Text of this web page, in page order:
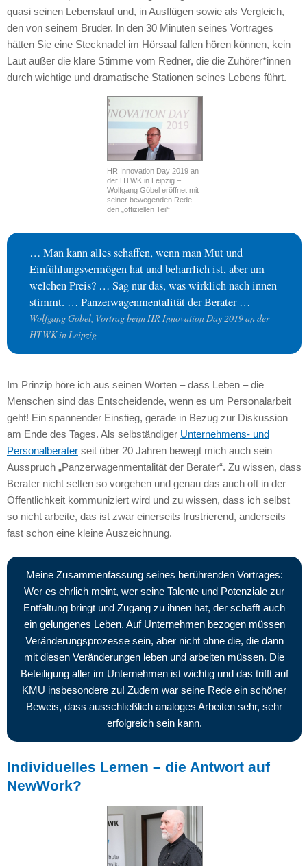
quasi seinen Lebenslauf und, in Ausflügen sowie als Vergleich,
den von seinem Bruder. In den 30 Minuten seines Vortrages
hätten Sie eine Stecknadel im Hörsaal fallen hören können, kein
Laut außer die klare Stimme vom Redner, die die Zuhörer*innen
durch wichtige und dramatische Stationen seines Lebens führt.
HR Innovation Day 2019 an
der HTWK in Leipzig –
Wolfgang Göbel eröffnet mit
seiner bewegenden Rede
den „offiziellen Teil“
… Man kann alles schaffen, wenn man Mut und
Einfühlungsvermögen hat und beharrlich ist, aber um
welchen Preis? … Sag nur das, was wirklich nach innen
stimmt. … Panzerwagenmentalität der Berater …
Wolfgang Göbel, Vortrag beim HR Innovation Day 2019 an der
HTWK in Leipzig
Im Prinzip höre ich aus seinen Worten – dass Leben – die
Menschen sind das Entscheidende, wenn es um Personalarbeit
geht! Ein spannender Einstieg, gerade in Bezug zur Diskussion
am Ende des Tages. Als selbständiger Unternehmens- und
Personalberaterseit über 20 Jahren bewegt mich auch sein
Ausspruch „Panzerwagenmentalität der Berater“. Zu wissen, dass
Berater nicht selten so vorgehen und genau das auch oft in der
Öffentlichkeit kommuniziert wird und zu wissen, dass ich selbst
so nicht arbeite, das ist zwar einerseits frustrierend, anderseits
fast schon eine kleine Auszeichnung.
Meine Zusammenfassung seines berührenden Vortrages:
Wer es ehrlich meint, wer seine Talente und Potenziale zur
Entfaltung bringt und Zugang zu ihnen hat, der schafft auch
ein gelungenes Leben. Auf Unternehmen bezogen müssen
Veränderungsprozesse sein, aber nicht ohne die, die dann
mit diesen Veränderungen leben und arbeiten müssen. Die
Beteiligung aller im Unternehmen ist wichtig und das trifft auf
KMU insbesondere zu! Zudem war seine Rede ein schöner
Beweis, dass ausschließlich analoges Arbeiten sehr, sehr
erfolgreich sein kann.
Individuelles Lernen – die Antwort auf
NewWork?